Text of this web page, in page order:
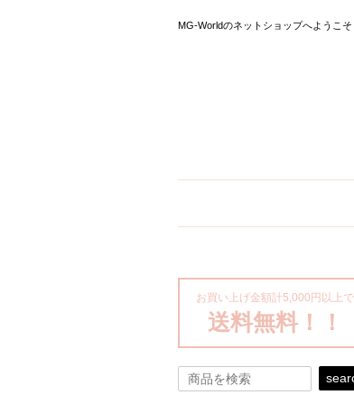
MG-Worldのネットショップへようこそ
お買い上げ金額計5,000円以上で
送料無料！！